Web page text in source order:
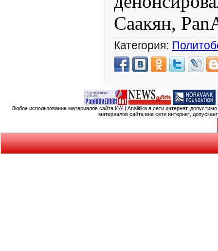
Саакян,
Категория:
Любое использование материалов сайта ИАЦ Analitika в сети интернет,
материалов сайта вне сети интернет,